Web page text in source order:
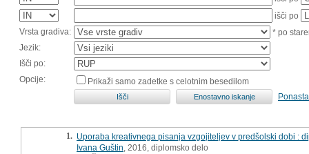
išči po
Vrsta gradiva:
* po
Jezik:
Išči po:
Opcije:
Prikaži samo zadetke s celotnim besedilom
1. Uporaba kreativnega pisanja vzgojiteljev v predšolski dobi :
Ivana Guštin , 2016, diplomsko delo